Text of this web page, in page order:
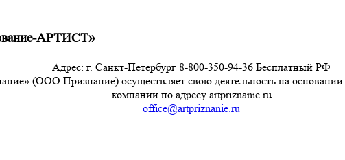
АРТИСТ»
Адрес: г. Санкт-Петербург 8-800-350-94-36 Бесплатный РФ
(ООО Признание) осуществляет свою деятельность на
компании по адресу artpriznanie.ru
office@artpriznanie.ru